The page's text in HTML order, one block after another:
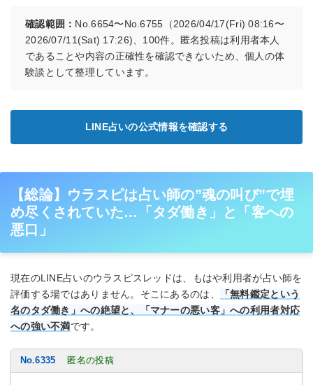
確認範囲： No.6654〜No.6755（2026/04/17(Fri) 08:16〜
2026/07/11(Sat) 17:26)、100件。匿名投稿は利用者本人
であることや内容の正確性を確認できないため、個人の体
験談として整理しています。
LINE占いの公式情報を確認する
【総論】ウラスピは占い師の”魂の叫び”で埋
め尽くされていた…「タダ働き」と「客への
悪口」
現在のLINE占いのウラスピスレッドは、もはや利用者が占い師を
評価する場ではありません。そこにあるのは、
「無料鑑定という
名のタダ働き」への絶望と、「マナーの悪い客」への利用者対応
への強い不満です。
No.6335 匿名の投稿